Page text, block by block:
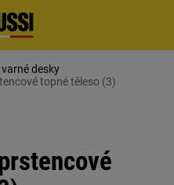
desky
topné těleso (3)